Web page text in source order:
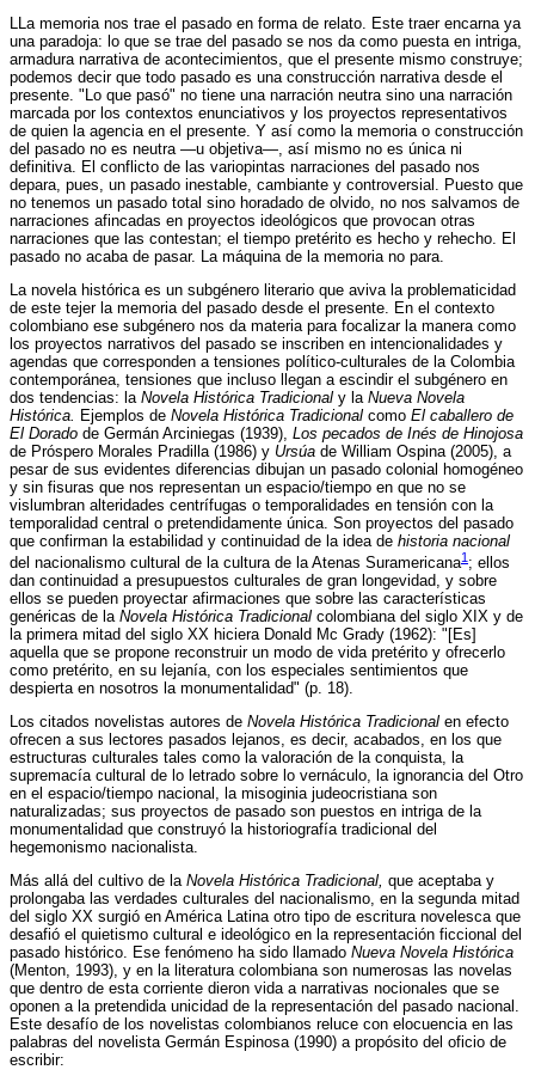
LLa memoria nos trae el pasado en forma de relato. Este traer encarna ya
una paradoja: lo que se trae del pasado se nos da como puesta en intriga,
armadura narrativa de acontecimientos, que el presente mismo construye;
podemos decir que todo pasado es una construcción narrativa desde el
presente. "Lo que pasó" no tiene una narración neutra sino una narración
marcada por los contextos enunciativos y los proyectos representativos
de quien la agencia en el presente. Y así como la memoria o construcción
del pasado no es neutra —u objetiva—, así mismo no es única ni
definitiva. El conflicto de las variopintas narraciones del pasado nos
depara, pues, un pasado inestable, cambiante y controversial. Puesto que
no tenemos un pasado total sino horadado de olvido, no nos salvamos de
narraciones afincadas en proyectos ideológicos que provocan otras
narraciones que las contestan; el tiempo pretérito es hecho y rehecho. El
pasado no acaba de pasar. La máquina de la memoria no para.
La novela histórica es un subgénero literario que aviva la problematicidad
de este tejer la memoria del pasado desde el presente. En el contexto
colombiano ese subgénero nos da materia para focalizar la manera como
los proyectos narrativos del pasado se inscriben en intencionalidades y
agendas que corresponden a tensiones político-culturales de la Colombia
contemporánea, tensiones que incluso llegan a escindir el subgénero en
dos tendencias: la Novela Histórica Tradicional y la Nueva Novela
Histórica. Ejemplos de Novela Histórica Tradicional como El caballero de
El Dorado de Germán Arciniegas (1939), Los pecados de Inés de Hinojosa
de Próspero Morales Pradilla (1986) y Ursúa de William Ospina (2005), a
pesar de sus evidentes diferencias dibujan un pasado colonial homogéneo
y sin fisuras que nos representan un espacio/tiempo en que no se
vislumbran alteridades centrífugas o temporalidades en tensión con la
temporalidad central o pretendidamente única. Son proyectos del pasado
que confirman la estabilidad y continuidad de la idea de historia nacional
del nacionalismo cultural de la cultura de la Atenas Suramericana1 ; ellos
dan continuidad a presupuestos culturales de gran longevidad, y sobre
ellos se pueden proyectar afirmaciones que sobre las características
genéricas de la Novela Histórica Tradicional colombiana del siglo XIX y de
la primera mitad del siglo XX hiciera Donald Mc Grady (1962): "[Es]
aquella que se propone reconstruir un modo de vida pretérito y ofrecerlo
como pretérito, en su lejanía, con los especiales sentimientos que
despierta en nosotros la monumentalidad" (p. 18).
Los citados novelistas autores de Novela Histórica Tradicional en efecto
ofrecen a sus lectores pasados lejanos, es decir, acabados, en los que
estructuras culturales tales como la valoración de la conquista, la
supremacía cultural de lo letrado sobre lo vernáculo, la ignorancia del Otro
en el espacio/tiempo nacional, la misoginia judeocristiana son
naturalizadas; sus proyectos de pasado son puestos en intriga de la
monumentalidad que construyó la historiografía tradicional del
hegemonismo nacionalista.
Más allá del cultivo de la Novela Histórica Tradicional, que aceptaba y
prolongaba las verdades culturales del nacionalismo, en la segunda mitad
del siglo XX surgió en América Latina otro tipo de escritura novelesca que
desafió el quietismo cultural e ideológico en la representación ficcional del
pasado histórico. Ese fenómeno ha sido llamado Nueva Novela Histórica
(Menton, 1993), y en la literatura colombiana son numerosas las novelas
que dentro de esta corriente dieron vida a narrativas nocionales que se
oponen a la pretendida unicidad de la representación del pasado nacional.
Este desafío de los novelistas colombianos reluce con elocuencia en las
palabras del novelista Germán Espinosa (1990) a propósito del oficio de
escribir: